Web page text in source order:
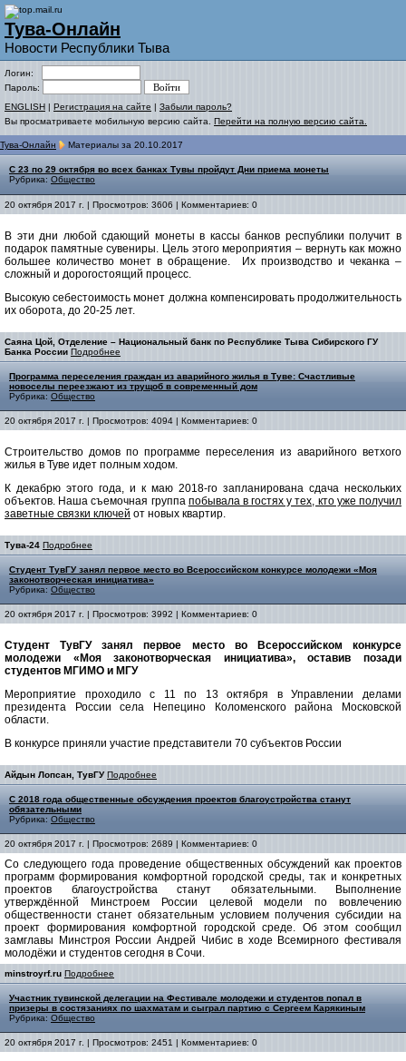
Тува-Онлайн
Новости Республики Тыва
Логин:
Пароль:
ENGLISH | Регистрация на сайте | Забыли пароль?
Вы просматриваете мобильную версию сайта. Перейти на полную версию сайта.
Тува-Онлайн Материалы за 20.10.2017
C 23 по 29 октября во всех банках Тувы пройдут Дни приема монеты
Рубрика: Общество
20 октября 2017 г. | Просмотров: 3606 | Комментариев: 0
В эти дни любой сдающий монеты в кассы банков республики получит в
подарок памятные сувениры. Цель этого мероприятия – вернуть как можно
большее количество монет в обращение. Их производство и чеканка –
сложный и дорогостоящий процесс.
Высокую себестоимость монет должна компенсировать продолжительность
их оборота, до 20-25 лет.
Саяна Цой, Отделение – Национальный банк по Республике Тыва Сибирского ГУ
Банка России Подробнее
Программа переселения граждан из аварийного жилья в Туве: Cчастливые
новоселы переезжают из трущоб в современный дом
Рубрика: Общество
20 октября 2017 г. | Просмотров: 4094 | Комментариев: 0
Строительство домов по программе переселения из аварийного ветхого
жилья в Туве идет полным ходом.
К декабрю этого года, и к маю 2018-го запланирована сдача нескольких
объектов. Наша съемочная группа побывала в гостях у тех, кто уже получил
заветные связки ключей от новых квартир.
Тува-24 Подробнее
Студент ТувГУ занял первое место во Всероссийском конкурсе молодежи «Моя
законотворческая инициатива»
Рубрика: Общество
20 октября 2017 г. | Просмотров: 3992 | Комментариев: 0
Студент ТувГУ занял первое место во Всероссийском конкурсе
молодежи «Моя законотворческая инициатива», оставив позади
студентов МГИМО и МГУ
Мероприятие проходило с 11 по 13 октября в Управлении делами
президента России села Непецино Коломенского района Московской
области.
В конкурсе приняли участие представители 70 субъектов России
Айдын Лопсан, ТувГУ Подробнее
С 2018 года общественные обсуждения проектов благоустройства станут
обязательными
Рубрика: Общество
20 октября 2017 г. | Просмотров: 2689 | Комментариев: 0
Со следующего года проведение общественных обсуждений как проектов
программ формирования комфортной городской среды, так и конкретных
проектов благоустройства станут обязательными. Выполнение
утверждённой Минстроем России целевой модели по вовлечению
общественности станет обязательным условием получения субсидии на
проект формирования комфортной городской среде. Об этом сообщил
замглавы Минстроя России Андрей Чибис в ходе Всемирного фестиваля
молодёжи и студентов сегодня в Сочи.
minstroyrf.ru Подробнее
Участник тувинской делегации на Фестивале молодежи и студентов попал в
призеры в состязаниях по шахматам и сыграл партию с Сергеем Карякиным
Рубрика: Общество
20 октября 2017 г. | Просмотров: 2451 | Комментариев: 0